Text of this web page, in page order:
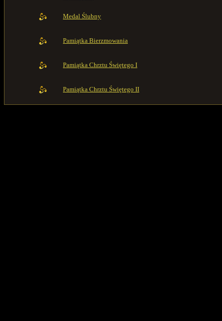
Medal Ślubny
Pamiątka Bierzmowania
Pamiątka Chrztu Świętego I
Pamiątka Chrztu Świętego II